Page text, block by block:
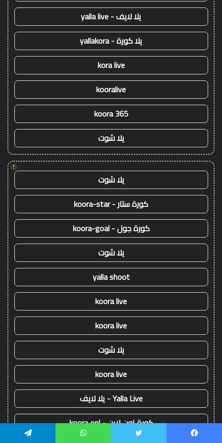
يلا لايف - yalla live
يلا كورة - yallakora
kora live
kooralive
koora 365
يلا شوت
!
يلا شوت
كورة ستار - koora-star
كورة جول - koora-goal
يلا شوت
yalla shoot
koora live
koora live
يلا شوت
koora live
Yalla Live - يلا لايف
كورة اون لاين - koora onl